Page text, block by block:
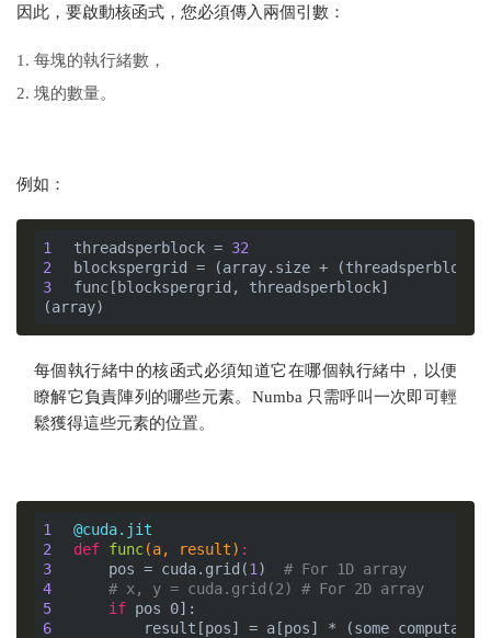
因此，要啟動核函式，您必須傳入兩個引數：
每塊的執行緒數，
塊的數量。
例如：
1 threadsperblock = 32
2
blockspergrid = (array.size + (threadsperblock
3
func[blockspergrid, threadsperblock]
(array)
每個執行緒中的核函式必須知道它在哪個執行緒中，以便
瞭解它負責陣列的哪些元素。Numba 只需呼叫一次即可輕
鬆獲得這些元素的位置。
1
@cuda.jit
2
def func(a, result) :
3
pos = cuda.grid(1 ) # For 1D array
4
# x, y = cuda.grid(2) # For 2D array
5
if
6